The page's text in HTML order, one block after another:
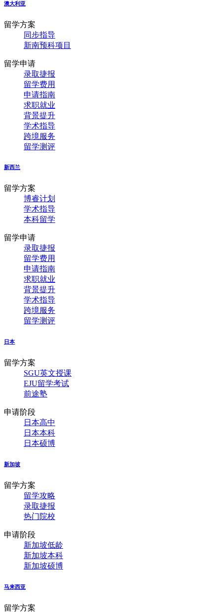
澳大利亚
留学方案
同步指导
新南预科项目
留学申请
录取捷报
留学费用
申请指南
求职就业
背景提升
学术指导
跨境服务
留学测评
新西兰
留学方案
博睿计划
学术指导
本科留学
留学申请
录取捷报
留学费用
申请指南
求职就业
背景提升
学术指导
跨境服务
留学测评
日本
留学方案
SGU英文授课
EJU留学考试
前途塾
申请阶段
日本高中
日本本科
日本硕博
新加坡
留学方案
留学攻略
录取捷报
热门院校
申请阶段
新加坡低龄
新加坡本科
新加坡硕博
马来西亚
留学方案